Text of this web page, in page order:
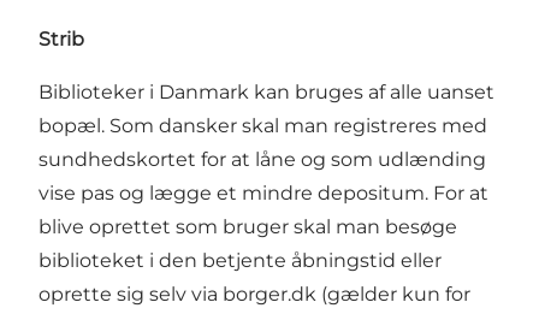
Strib
Biblioteker i Danmark kan bruges af alle uanset
bopæl. Som dansker skal man registreres med
sundhedskortet for at låne og som udlænding
vise pas og lægge et mindre depositum. For at
blive oprettet som bruger skal man besøge
biblioteket i den betjente åbningstid eller
oprette sig selv via borger.dk (gælder kun for